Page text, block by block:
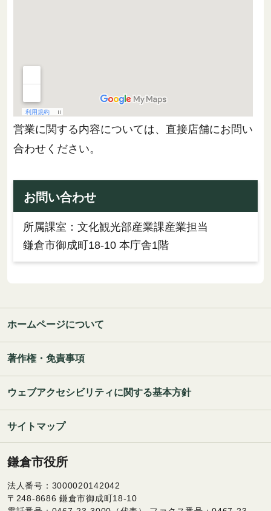
営業に関する内容については、直接店舗にお問い
合わせください。
お問い合わせ
所属課室：文化観光部産業課産業担当
鎌倉市御成町18-10 本庁舎1階
ホームページについて
著作権・免責事項
ウェブアクセシビリティに関する基本方針
サイトマップ
鎌倉市役所
法人番号：3000020142042
〒248-8686 鎌倉市御成町18-10